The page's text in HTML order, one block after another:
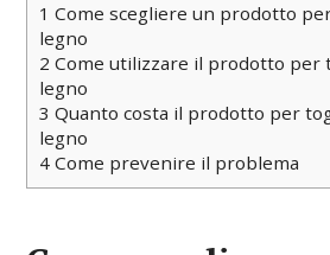
1 Come scegliere un prodotto
legno
2 Come utilizzare il prodotto per
legno
3 Quanto costa il prodotto per
legno
4 Come prevenire il problema